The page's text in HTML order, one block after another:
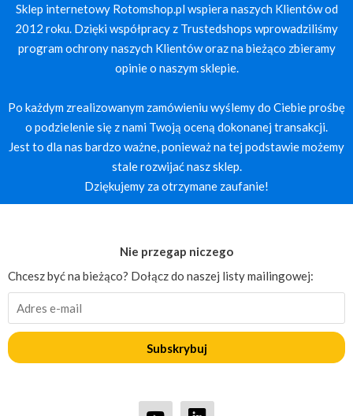
Sklep internetowy Rotomshop.pl wspiera naszych Klientów od
2012 roku. Dzięki współpracy z Trustedshops wprowadziliśmy
program ochrony naszych Klientów oraz na bieżąco zbieramy
opinie o naszym sklepie.
Po każdym zrealizowanym zamówieniu wyślemy do Ciebie prośbę
o podzielenie się z nami Twoją oceną dokonanej transakcji.
Jest to dla nas bardzo ważne, ponieważ na tej podstawie możemy
stale rozwijać nasz sklep.
Dziękujemy za otrzymane zaufanie!
Nie przegap niczego
Chcesz być na bieżąco? Dołącz do naszej listy mailingowej:
Subskrybuj